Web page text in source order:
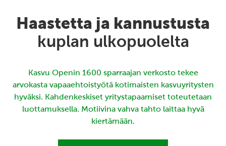
Haastetta ja kannustusta
kuplan ulkopuolelta
Kasvu Openin 1600 sparraajan verkosto tekee
arvokasta vapaaehtoistyötä kotimaisten kasvuyritysten
hyväksi. Kahdenkeskiset yritystapaamiset toteutetaan
luottamuksella. Motiivina vahva tahto laittaa hyvä
kiertämään.